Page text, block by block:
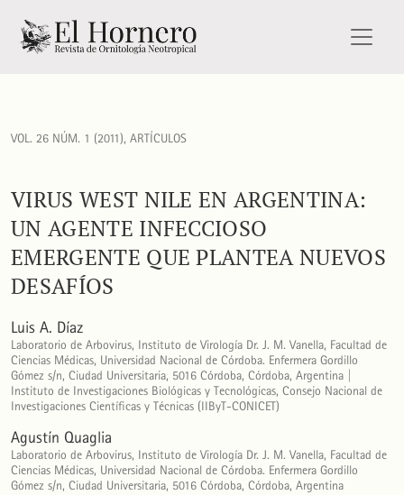
Virus West Nile en Argentina: un agente infeccioso
VOL. 26 NÚM. 1 (2011), ARTÍCULOS
VIRUS WEST NILE EN ARGENTINA:
UN AGENTE INFECCIOSO
EMERGENTE QUE PLANTEA NUEVOS
DESAFÍOS
Luis A. Díaz
Laboratorio de Arbovirus, Instituto de Virología Dr. J. M. Vanella, Facultad de
Ciencias Médicas, Universidad Nacional de Córdoba. Enfermera Gordillo
Gómez s/n, Ciudad Universitaria, 5016 Córdoba, Córdoba, Argentina |
Instituto de Investigaciones Biológicas y Tecnológicas, Consejo Nacional de
Investigaciones Científicas y Técnicas (IIByT-CONICET)
Agustín Quaglia
Laboratorio de Arbovirus, Instituto de Virología Dr. J. M. Vanella, Facultad de
Ciencias Médicas, Universidad Nacional de Córdoba. Enfermera Gordillo
Gómez s/n, Ciudad Universitaria, 5016 Córdoba, Córdoba, Argentina